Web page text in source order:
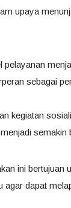
upaya
sebagai
kegiatan
semakin
ini bertujuan
agar dapat